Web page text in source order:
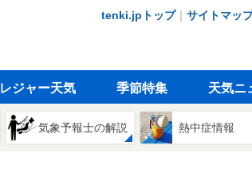
tenki.jpトップ｜ サイトマッ
レジャー天気 季節特集 天気ニ
気象予報士の解説 熱中症情報